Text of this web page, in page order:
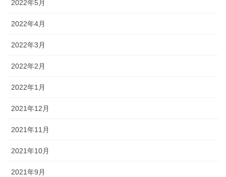
2022年5月
2022年4月
2022年3月
2022年2月
2022年1月
2021年12月
2021年11月
2021年10月
2021年9月